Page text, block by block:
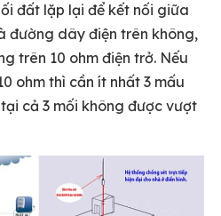
đất lặp lại để kết nối giữa
đường dây điện trên không,
trên 10 ohm điện trở. Nếu
ohm thì cần ít nhất 3 mấu
cả 3 mối không được vượt